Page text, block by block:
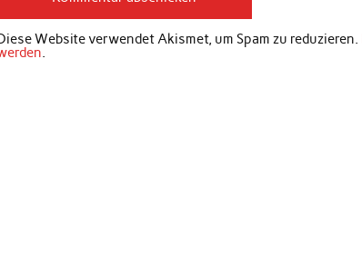
Website verwendet Akismet, um Spam zu reduzieren.
.